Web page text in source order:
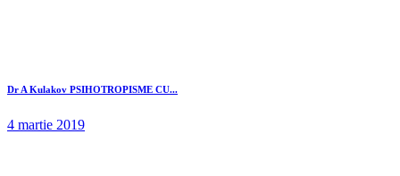
Dr A Kulakov PSIHOTROPISME CU...
4 martie 2019